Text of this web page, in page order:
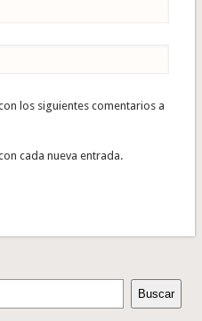
los siguientes comentarios a
cada nueva entrada.
Buscar